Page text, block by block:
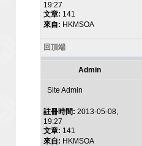
19:27
文章: 141
來自: HKMSOA
回頂端
Admin
Site Admin
註冊時間: 2013-05-08,
19:27
文章: 141
來自: HKMSOA